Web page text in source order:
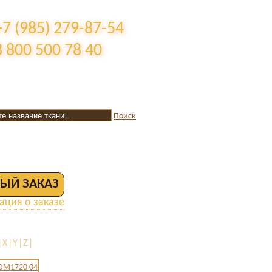
(985) 279-87-54
800 500 78 40
Поиск
ЗАКАЗ
о заказе